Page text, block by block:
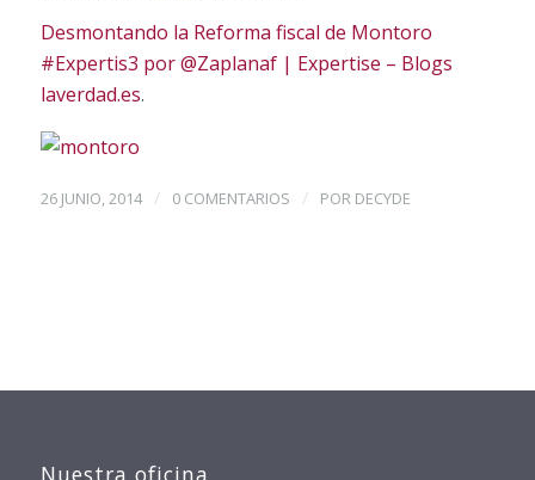
Desmontando la Reforma fiscal de Montoro
#Expertis3 por @Zaplanaf | Expertise – Blogs
laverdad.es.
26 JUNIO, 2014 / 0 COMENTARIOS / POR DECYDE
Nuestra oficina